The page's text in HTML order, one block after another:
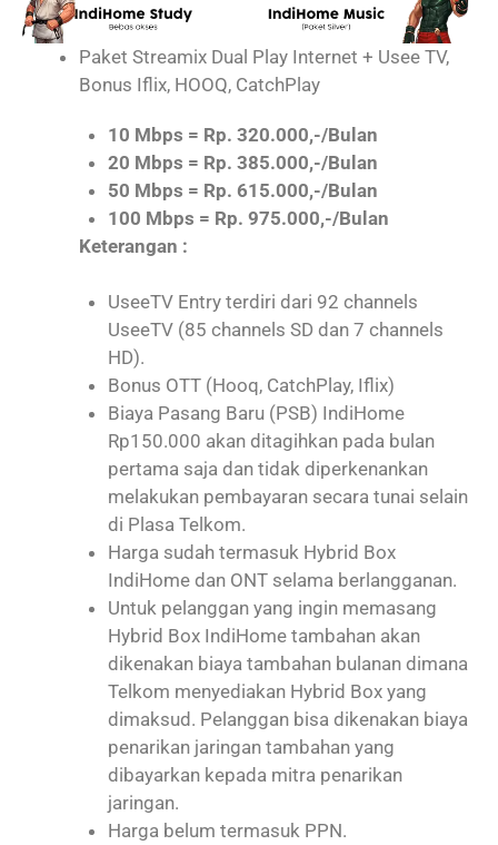
Paket Streamix Dual Play Internet + Usee TV,
Bonus Iflix, HOOQ, CatchPlay
10 Mbps = Rp. 320.000,-/Bulan
20 Mbps = Rp. 385.000,-/Bulan
50 Mbps = Rp. 615.000,-/Bulan
100 Mbps = Rp. 975.000,-/Bulan
Keterangan :
UseeTV Entry terdiri dari 92 channels
UseeTV (85 channels SD dan 7 channels
HD).
Bonus OTT (Hooq, CatchPlay, Iflix)
Biaya Pasang Baru (PSB) IndiHome
Rp150.000 akan ditagihkan pada bulan
pertama saja dan tidak diperkenankan
melakukan pembayaran secara tunai selain
di Plasa Telkom.
Harga sudah termasuk Hybrid Box
IndiHome dan ONT selama berlangganan.
Untuk pelanggan yang ingin memasang
Hybrid Box IndiHome tambahan akan
dikenakan biaya tambahan bulanan dimana
Telkom menyediakan Hybrid Box yang
dimaksud. Pelanggan bisa dikenakan biaya
penarikan jaringan tambahan yang
dibayarkan kepada mitra penarikan
jaringan.
Harga belum termasuk PPN.